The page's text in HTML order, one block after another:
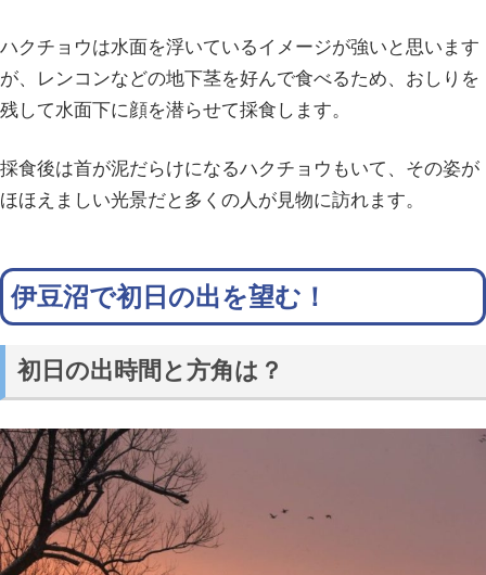
ハクチョウは水面を浮いているイメージが強いと思います
が、レンコンなどの地下茎を好んで食べるため、おしりを
残して水面下に顔を潜らせて採食します。
採食後は首が泥だらけになるハクチョウもいて、その姿が
ほほえましい光景だと多くの人が見物に訪れます。
伊豆沼で初日の出を望む！
初日の出時間と方角は？